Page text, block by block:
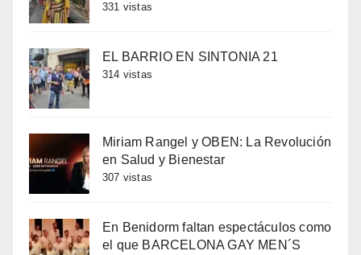
331 vistas
EL BARRIO EN SINTONIA 21
314 vistas
Miriam Rangel y OBEN: La Revolución
en Salud y Bienestar
307 vistas
En Benidorm faltan espectáculos como
el que BARCELONA GAY MEN´S